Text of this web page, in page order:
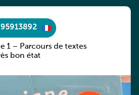
1 – Parcours de textes
bon état